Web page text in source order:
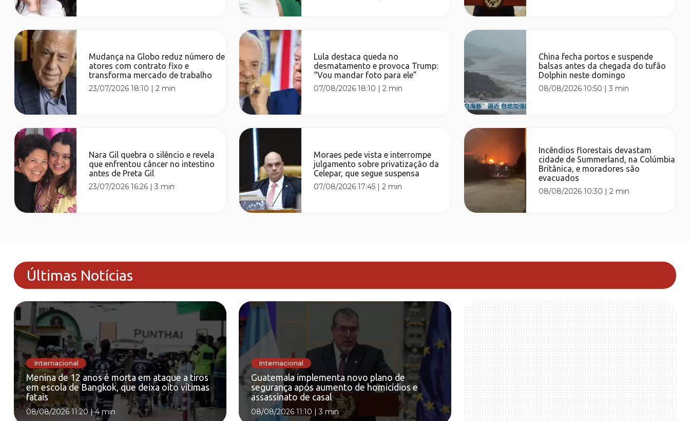
Mudança na Globo reduz número de
atores com contrato fixo e
transforma mercado de trabalho
23/07/2026 18:10 |2 min
Nara Gil quebra o silêncio e revela
que enfrentou câncer no intestino
antes de Preta Gil
23/07/2026 16:26 |3 min
Lula destaca queda no
desmatamento e provoca Trump:
“Vou mandar foto para ele”
07/08/2026 18:10 |2 min
Moraes pede vista e interrompe
julgamento sobre privatização da
Celepar, que segue suspensa
07/08/2026 17:45 |2 min
China fecha portos e suspende
balsas antes da chegada do tufão
Dolphin neste domingo
08/08/2026 10:50 |3 min
Incêndios florestais devastam
cidade de Summerland, na Colúmbia
Britânica, e moradores são
evacuados
08/08/2026 10:30 |2 min
Últimas Notícias
Internacional
Menina de 12 anos é morta em ataque a tiros
em escola de Bangkok, que deixa oito vítimas
fatais
08/08/2026 11:20|4 min
Internacional
Guatemala implementa novo plano de
segurança após aumento de homicídios e
assassinato de casal
08/08/2026 11:10 |3 min